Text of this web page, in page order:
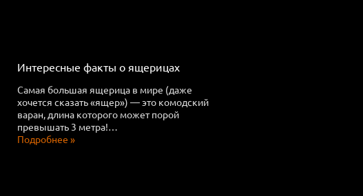
Интересные факты о ящерицах
Самая большая ящерица в мире (даже
хочется сказать «ящер») — это комодский
варан, длина которого может порой
превышать 3 метра!…
Подробнее »